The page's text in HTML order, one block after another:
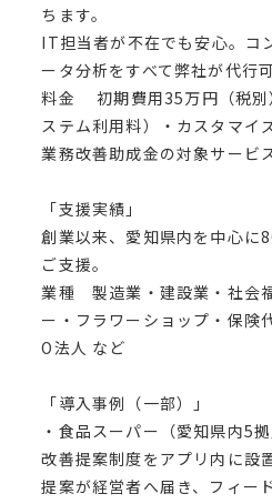
ちます。
IT担当者が不在でも安心。コ
ータ分析をすべて弊社が代行可
料金 初期費用35万円（税別
ステム利用料）・カスタマイ
業務改善助成金の対象サービ
「支援実績」
創業以来、愛知県内を中心に
ご支援。
業種 製造業・建設業・社会
ー・フラワーショップ・保険
O法人 など
「導入事例（一部）」
・食品スーパー（愛知県内5
改善提案制度をアプリ内に設
提案が経営者へ届き、フィー